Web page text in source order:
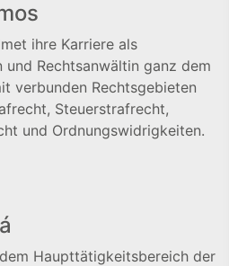
ihre Karriere als
und Rechtsanwältin ganz dem
verbunden Rechtsgebieten
Steuerstrafrecht,
und Ordnungswidrigkeiten.
Haupttätigkeitsbereich der